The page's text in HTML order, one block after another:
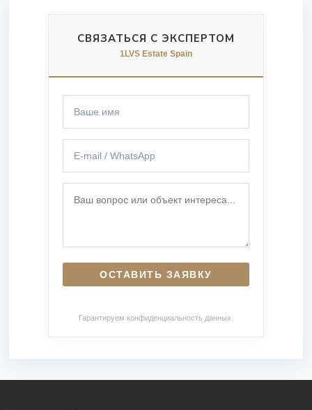
СВЯЗАТЬСЯ С ЭКСПЕРТОМ
1LVS Estate Spain
Гарантируем конфиденциальность данных.